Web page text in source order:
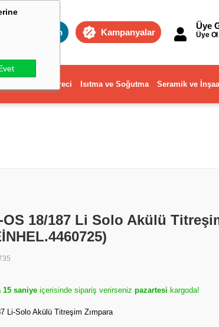
Toptan Kampanyalar
Üye
Üye Ol
ve Ev Gereci Isıtma ve Soğutma Seramik ve
18/187 Li Solo Akülü
15 saniye içerisinde sipariş verirseniz pazartesi kargoda!
Li-Solo Akülü Titreşim Zımpara